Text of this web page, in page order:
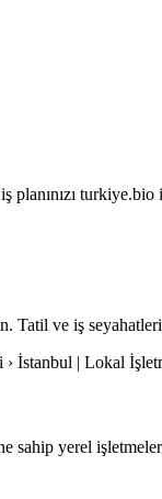
turkiye.bio
Tatil ve iş
| Lokal
sahip yerel